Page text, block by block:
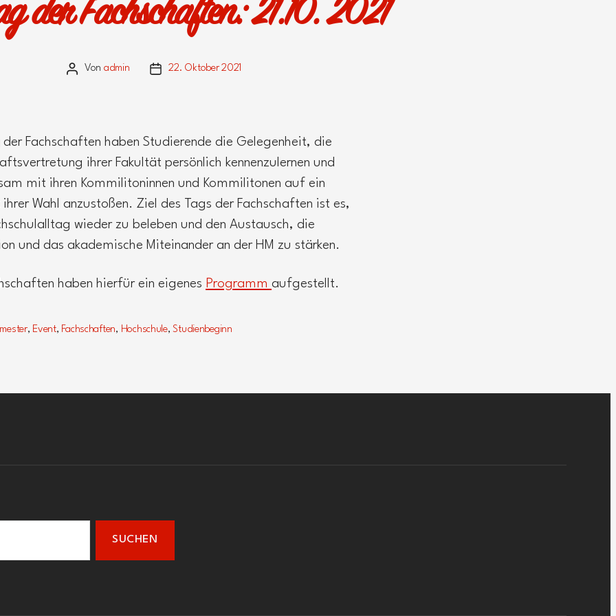
der Fachschaften: 21.10. 2021
Beitragsautor
Von admin Veröffentlichungsdatum
22. Oktober 2021
Fachschaften haben Studierende die Gelegenheit, die
ihrer Fakultät persönlich kennenzulernen und
mit ihren Kommilitoninnen und Kommilitonen auf ein
Wahl anzustoßen. Ziel des Tags der Fachschaften ist es,
wieder zu beleben und den Austausch, die
und das akademische Miteinander an der HM zu stärken.
haben hierfür ein eigenes Programm aufgestellt.
, Event, Fachschaften, Hochschule,Studienbeginn